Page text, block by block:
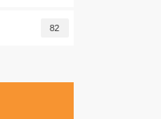
82